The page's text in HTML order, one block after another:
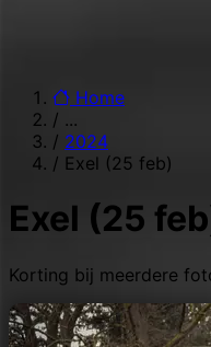
Home
/ ...
/ 2024
/ Exel (25 feb)
Exel (25
Korting bij meerdere